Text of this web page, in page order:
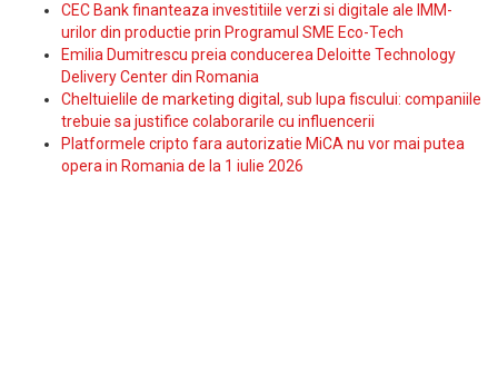
CEC Bank finanteaza investitiile verzi si digitale ale IMM-
urilor din productie prin Programul SME Eco-Tech
Emilia Dumitrescu preia conducerea Deloitte Technology
Delivery Center din Romania
Cheltuielile de marketing digital, sub lupa fiscului: companiile
trebuie sa justifice colaborarile cu influencerii
Platformele cripto fara autorizatie MiCA nu vor mai putea
opera in Romania de la 1 iulie 2026